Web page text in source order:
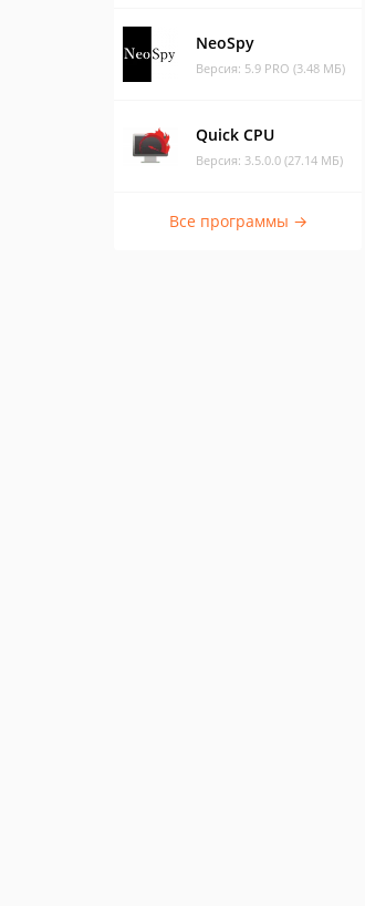
NeoSpy
Версия: 5.9 PRO (3.48 МБ)
Quick CPU
Версия: 3.5.0.0 (27.14 МБ)
Все программы →